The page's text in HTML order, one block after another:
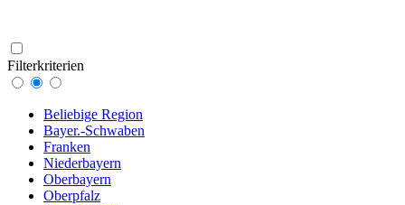
Filterkriterien
Beliebige Region
Bayer.-Schwaben
Franken
Niederbayern
Oberbayern
Oberpfalz